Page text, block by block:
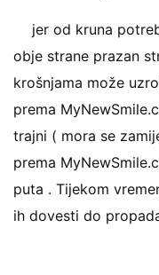
jer od kruna
obje strane prazan
krošnjama može
prema
trajni ( mora se
prema
puta . Tijekom
ih dovesti do